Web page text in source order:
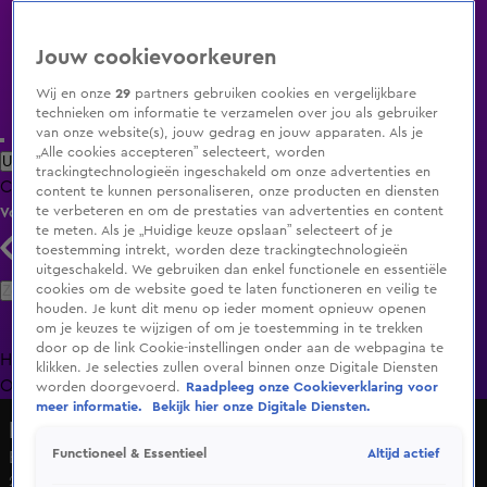
Uitzending Gemist Populaire programma's Zenders Genres
ClipsFilmsRadioSmart TV inlogShop
Volg KIJK
Zoeken
HomeUitzending Gemist Programma's De Bondgenoten
OranjezomerLivestreamsShop
Boom wordt soep en brood, Nel kookt met stormboom
2 sep 2025, 22:43
Jouw cookievoorkeuren
Wij en onze29 partners gebruiken cookies en vergelijkbare
technieken om informatie te verzamelen over jou als gebruiker
van onze website(s), jouw gedrag en jouw apparaten. Als je
„Alle cookies accepteren” selecteert, worden
trackingtechnologieën ingeschakeld om onze advertenties en
content te kunnen personaliseren, onze producten en diensten
te verbeteren en om de prestaties van advertenties en content
te meten. Als je „Huidige keuze opslaan” selecteert of je
toestemming intrekt, worden deze trackingtechnologieën
uitgeschakeld. We gebruiken dan enkel functionele en essentiële
cookies om de website goed te laten functioneren en veilig te
houden. Je kunt dit menu op ieder moment opnieuw openen
om je keuzes te wijzigen of om je toestemming in te trekken
door op de link Cookie-instellingen onder aan de webpagina te
klikken. Je selecties zullen overal binnen onze Digitale Diensten
worden doorgevoerd.
Raadpleeg onze Cookieverklaring voor
meer informatie.
Bekijk hier onze Digitale Diensten.
Functioneel & Essentieel Altijd actief